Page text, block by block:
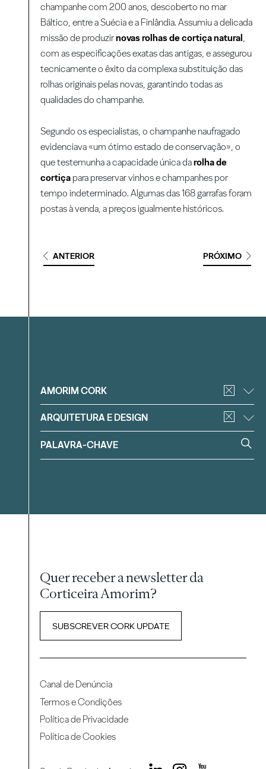
champanhe com 200 anos, descoberto no mar
Báltico, entre a Suécia e a Finlândia. Assumiu a delicada
missão de produzirnovas rolhas de cortiça natural,
com as especificações exatas das antigas, e assegurou
tecnicamente o êxito da complexa substituição das
rolhas originais pelas novas, garantindo todas as
qualidades do champanhe.
Segundo os especialistas, o champanhe naufragado
evidenciava «um ótimo estado de conservação», o
que testemunha a capacidade única darolha de
cortiça para preservar vinhos e champanhes por
tempo indeterminado. Algumas das 168 garrafas foram
postas à venda, a preços igualmente históricos.
ANTERIOR PRÓXIMO
Filtrar
AMORIM CORK
ARQUITETURA E DESIGN
Quer receber a newsletter da
Corticeira Amorim?
SUBSCREVER CORK UPDATE
Canal de Denúncia
Termos e Condições
Política de Privacidade
Política de Cookies